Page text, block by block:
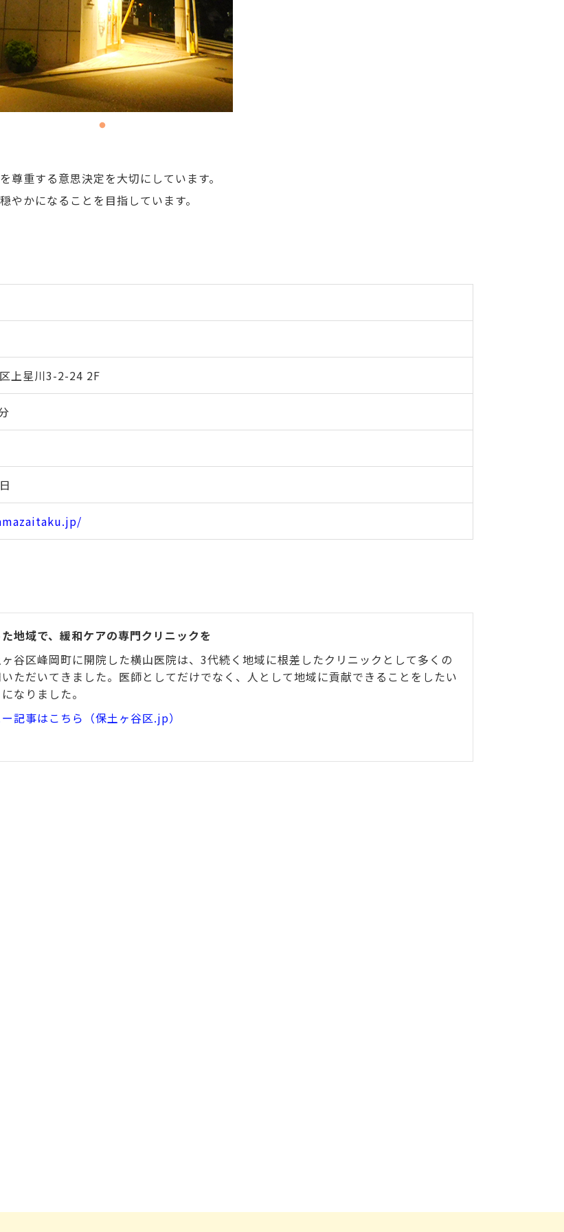
重する意思決定を大切にしています。
かになることを目指しています。
上星川3-2-24 2F
地域で、緩和ケアの専門クリニックを
谷区峰岡町に開院した横山医院は、3代続く地域に根差したクリニックとして多くの
ただいてきました。医師としてだけでなく、人として地域に貢献できることをしたい
なりました。
記事はこちら（保土ヶ谷区.jp）